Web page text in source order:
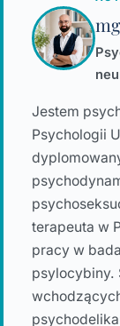
Jestem
Psychologii
terapeuta w
pracy w
psylocybiny.